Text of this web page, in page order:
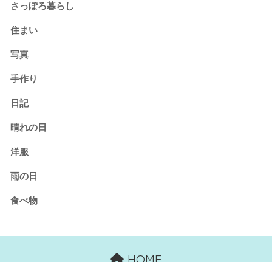
さっぽろ暮らし
住まい
写真
手作り
日記
晴れの日
洋服
雨の日
食べ物